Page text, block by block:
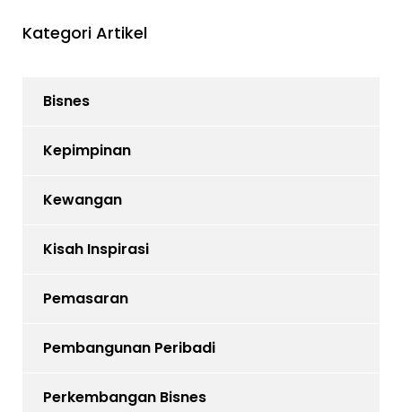
Kategori Artikel
Bisnes
Kepimpinan
Kewangan
Kisah Inspirasi
Pemasaran
Pembangunan Peribadi
Perkembangan Bisnes